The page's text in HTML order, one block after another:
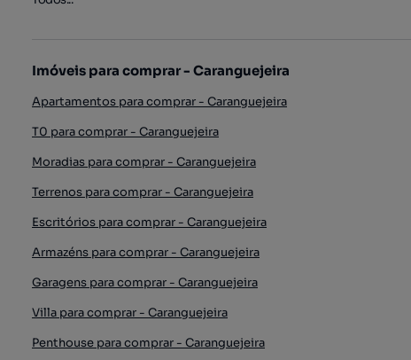
Imóveis para comprar - Caranguejeira
Apartamentos para comprar - Caranguejeira
T0 para comprar - Caranguejeira
Moradias para comprar - Caranguejeira
Terrenos para comprar - Caranguejeira
Escritórios para comprar - Caranguejeira
Armazéns para comprar - Caranguejeira
Garagens para comprar - Caranguejeira
Villa para comprar - Caranguejeira
Penthouse para comprar - Caranguejeira